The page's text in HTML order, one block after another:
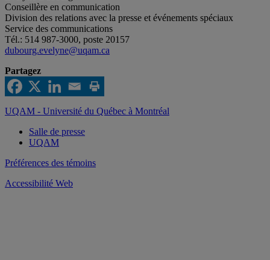
Conseillère en communication
Division des relations avec la presse et événements spéciaux
Service des communications
Tél.: 514 987-3000, poste 20157
dubourg.evelyne@uqam.ca
Partagez
UQAM - Université du Québec à Montréal
Salle de presse
UQAM
Préférences des témoins
Accessibilité Web